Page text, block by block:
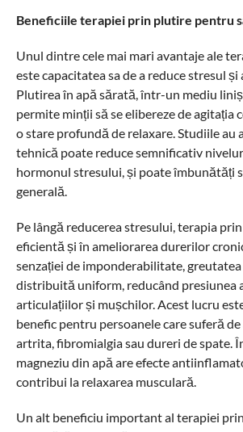
Beneficiile terapiei prin plutire pentru
Unul dintre cele mai mari avantaje ale
este capacitatea sa de a reduce stresul și
Plutirea în apă sărată, într-un mediu
permite minții să se elibereze de agitația
o stare profundă de relaxare. Studiile au
tehnică poate reduce semnificativ
hormonul stresului, și poate îmbunătăți
generală.
Pe lângă reducerea stresului, terapia
eficientă și în ameliorarea durerilor
senzației de imponderabilitate,
distribuită uniform, reducând presiunea
articulațiilor și mușchilor. Acest lucru
benefic pentru persoanele care suferă
artrita, fibromialgia sau dureri de spate.
magneziu din apă are efecte
contribui la relaxarea musculară.
Un alt beneficiu important al terapiei